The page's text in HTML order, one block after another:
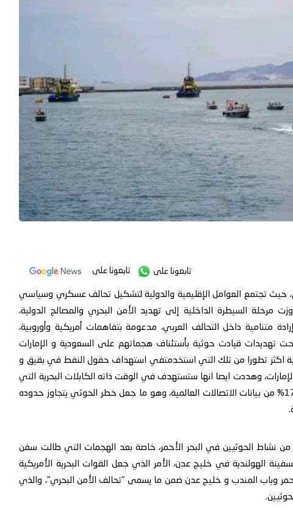
تابعونا على تابعونا على
حيث تجتمع العوامل الإقليمية والدولية لتشكيل تحالف عسكري وسياسي
مرحلة السيطرة الداخلية إلى تهديد الأمن البحري والمصالح الدولية،
متنامية داخل التحالف العربي، مدعومة بتفاهمات أمريكية وأوروبية،
تهديدات قيادت حوثية بأستئناف هجماتهم على السعودية و الإمارات
اكثر تطورا من تلك التي استخدمتفي استهداف حقول النفط في بقيق و
وهددت ايصا انها ستستهدف في الوقت ذاته الكابلات البحرية التي
تمر عبر البحر الأحمر وخليج عدن، والتي تنقل نحو 17% من بيانات الاتصالات العالمية، وهو ما جعل خطر الحوثي يتجاوز حدوده
من نشاط الحوثيين في البحر الأحمر، خاصة بعد الهجمات التي طالت سفن
الهولندية في خليج عدن، الأمر الذي جعل القوات البحرية الأمريكية
وباب المندب و خليج عدن ضمن ما يسمى "تحالف الأمن البحري"، والذي